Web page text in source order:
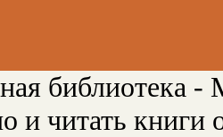
библиотека -
и читать книги